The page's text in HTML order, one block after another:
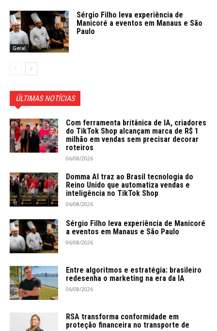
Geral
Sérgio Filho leva experiência de
Manicoré a eventos em Manaus e São
Paulo
ÚLTIMAS NOTÍCIAS
Com ferramenta britânica de IA, criadores
do TikTok Shop alcançam marca de R$ 1
milhão em vendas sem precisar decorar
roteiros
06/08/2026
Domma AI traz ao Brasil tecnologia do
Reino Unido que automatiza vendas e
inteligência no TikTok Shop
06/08/2026
Sérgio Filho leva experiência de Manicoré
a eventos em Manaus e São Paulo
06/08/2026
Entre algoritmos e estratégia: brasileiro
redesenha o marketing na era da IA
06/08/2026
RSA transforma conformidade em
proteção financeira no transporte de